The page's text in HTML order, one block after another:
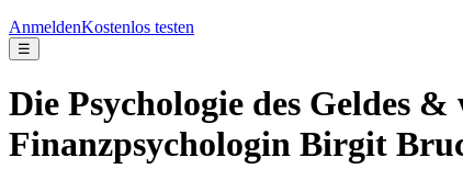
AnmeldenKostenlos testen
☰
Die Psychologie des Geldes
Finanzpsychologin Birgit